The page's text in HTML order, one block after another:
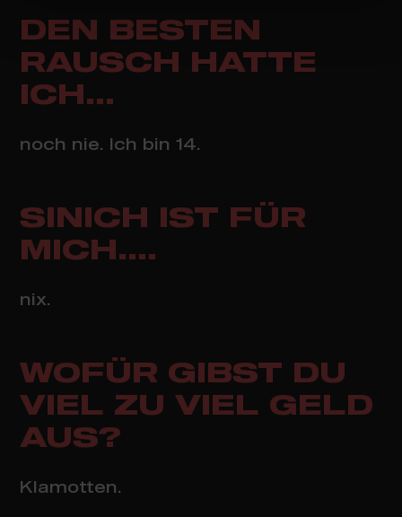
DEN BESTEN
RAUSCH HATTE
ICH...
noch nie. Ich bin 14.
SINICH IST FÜR
MICH....
nix.
WOFÜR GIBST DU
VIEL ZU VIEL GELD
AUS?
Klamotten.